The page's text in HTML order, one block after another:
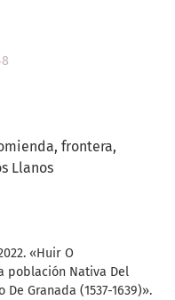
frontera
Llanos
«Huir O
población Nativa Del
Granada (1537-1639)».